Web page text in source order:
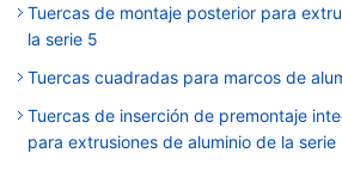
Tuercas de montaje posterior para
la serie 5
Tuercas cuadradas para marcos de
Tuercas de inserción de premontaje
para extrusiones de aluminio de la serie